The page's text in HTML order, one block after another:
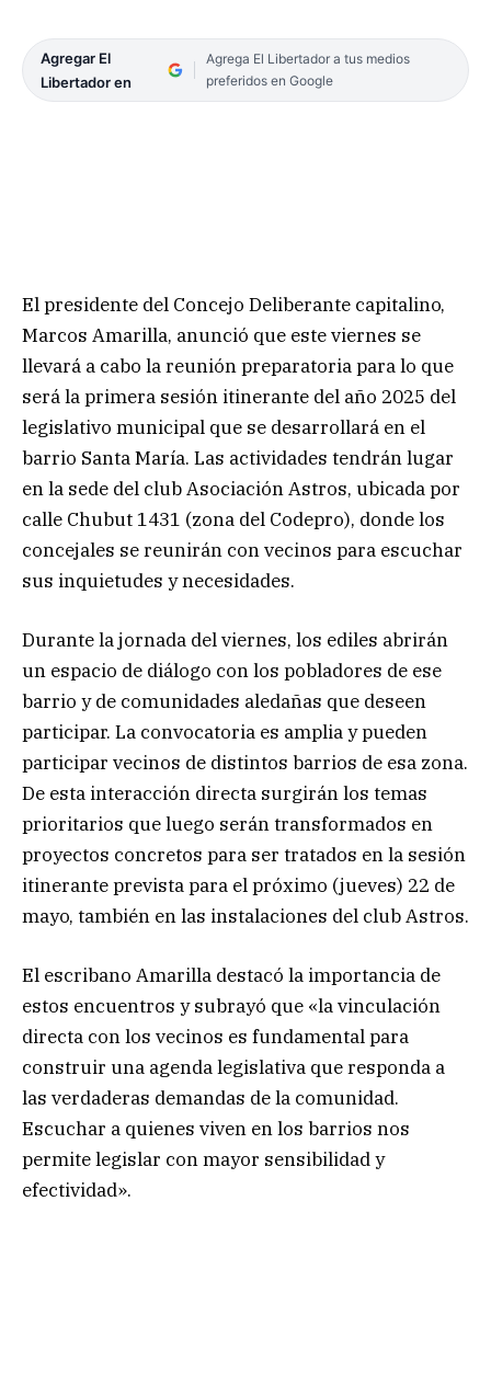
Agregar El
Libertador en
Agrega El Libertador a tus medios
preferidos en Google
El presidente del Concejo Deliberante capitalino,
Marcos Amarilla, anunció que este viernes se
llevará a cabo la reunión preparatoria para lo que
será la primera sesión itinerante del año 2025 del
legislativo municipal que se desarrollará en el
barrio Santa María. Las actividades tendrán lugar
en la sede del club Asociación Astros, ubicada por
calle Chubut 1431 (zona del Codepro), donde los
concejales se reunirán con vecinos para escuchar
sus inquietudes y necesidades.
Durante la jornada del viernes, los ediles abrirán
un espacio de diálogo con los pobladores de ese
barrio y de comunidades aledañas que deseen
participar. La convocatoria es amplia y pueden
participar vecinos de distintos barrios de esa zona.
De esta interacción directa surgirán los temas
prioritarios que luego serán transformados en
proyectos concretos para ser tratados en la sesión
itinerante prevista para el próximo (jueves) 22 de
mayo, también en las instalaciones del club Astros.
El escribano Amarilla destacó la importancia de
estos encuentros y subrayó que «la vinculación
directa con los vecinos es fundamental para
construir una agenda legislativa que responda a
las verdaderas demandas de la comunidad.
Escuchar a quienes viven en los barrios nos
permite legislar con mayor sensibilidad y
efectividad».